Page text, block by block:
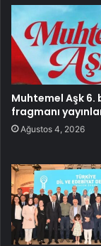
Muhtemel Aşk 6.
fragmanı
Ağustos 4, 2026